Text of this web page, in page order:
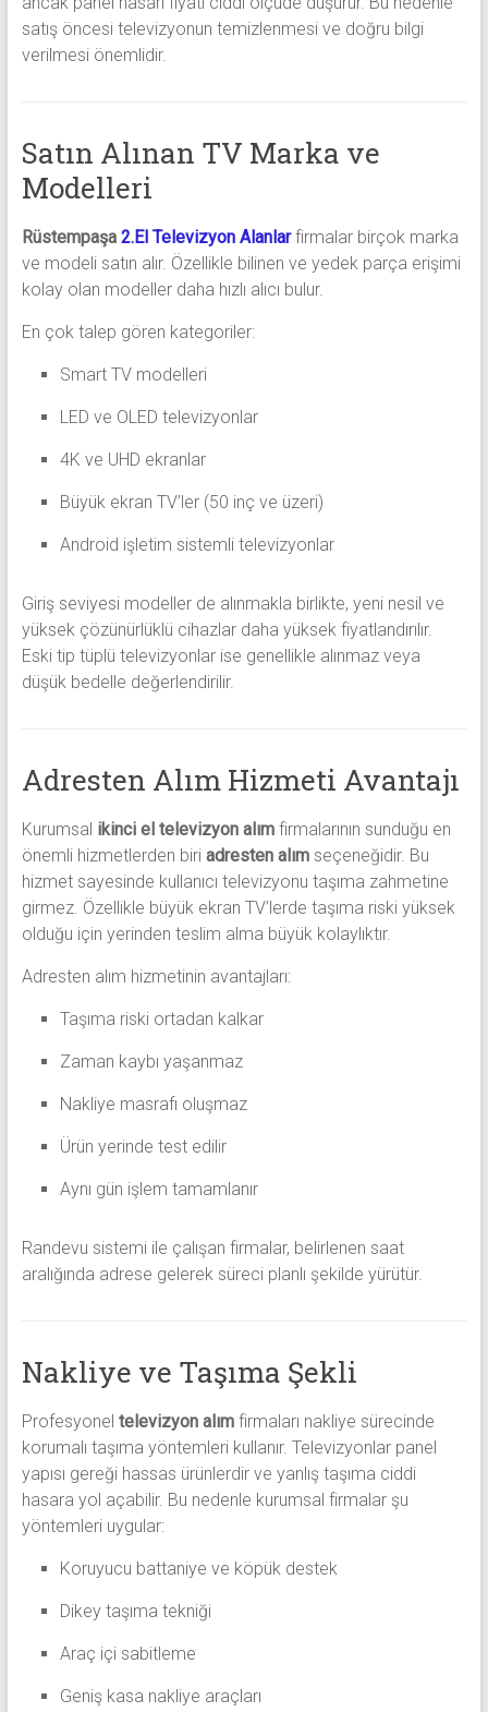
satış öncesi televizyonun temizlenmesi ve doğru bilgi
verilmesi önemlidir.
Satın Alınan TV Marka ve
Modelleri
Rüstempaşa 2.El Televizyon Alanlarfirmalar birçok marka
ve modeli satın alır. Özellikle bilinen ve yedek parça erişimi
kolay olan modeller daha hızlı alıcı bulur.
En çok talep gören kategoriler:
Smart TV modelleri
LED ve OLED televizyonlar
4K ve UHD ekranlar
Büyük ekran TV’ler (50 inç ve üzeri)
Android işletim sistemli televizyonlar
Giriş seviyesi modeller de alınmakla birlikte, yeni nesil ve
yüksek çözünürlüklü cihazlar daha yüksek fiyatlandırılır.
Eski tip tüplü televizyonlar ise genellikle alınmaz veya
düşük bedelle değerlendirilir.
Adresten Alım Hizmeti Avantajı
Kurumsal ikinci el televizyon alımfirmalarının sunduğu en
önemli hizmetlerden biri adresten alımseçeneğidir. Bu
hizmet sayesinde kullanıcı televizyonu taşıma zahmetine
girmez. Özellikle büyük ekran TV’lerde taşıma riski yüksek
olduğu için yerinden teslim alma büyük kolaylıktır.
Adresten alım hizmetinin avantajları:
Taşıma riski ortadan kalkar
Zaman kaybı yaşanmaz
Nakliye masrafı oluşmaz
Ürün yerinde test edilir
Aynı gün işlem tamamlanır
Randevu sistemi ile çalışan firmalar, belirlenen saat
aralığında adrese gelerek süreci planlı şekilde yürütür.
Nakliye ve Taşıma Şekli
Profesyonel televizyon alımfirmaları nakliye sürecinde
korumalı taşıma yöntemleri kullanır. Televizyonlar panel
yapısı gereği hassas ürünlerdir ve yanlış taşıma ciddi
hasara yol açabilir. Bu nedenle kurumsal firmalar şu
yöntemleri uygular:
Koruyucu battaniye ve köpük destek
Dikey taşıma tekniği
Araç içi sabitleme
Geniş kasa nakliye araçları